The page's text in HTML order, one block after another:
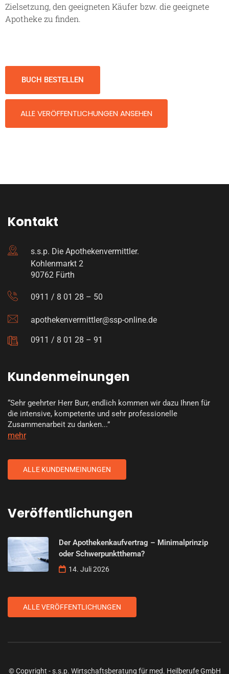
Zielsetzung, den geeigneten Käufer bzw. die geeignete
Apotheke zu finden.
BUCH BESTELLEN
ALLE VERÖFFENTLICHUNGEN ANSEHEN
Kontakt
s.s.p. Die Apothekenvermittler.
Kohlenmarkt 2
90762 Fürth
0911 / 8 01 28 – 50
apothekenvermittler@ssp-online.de
0911 / 8 01 28 – 91
Kundenmeinungen
“Sehr geehrter Herr Burr, endlich kommen wir dazu Ihnen für
die intensive, kompetente und sehr professionelle
Zusammenarbeit zu danken...”
mehr
ALLE KUNDENMEINUNGEN
Veröffentlichungen
Der Apothekenkaufvertrag – Minimalprinzip
oder Schwerpunktthema?
14. Juli 2026
ALLE VERÖFFENTLICHUNGEN
© Copyright - s.s.p. Wirtschaftsberatung für med. Heilberufe GmbH